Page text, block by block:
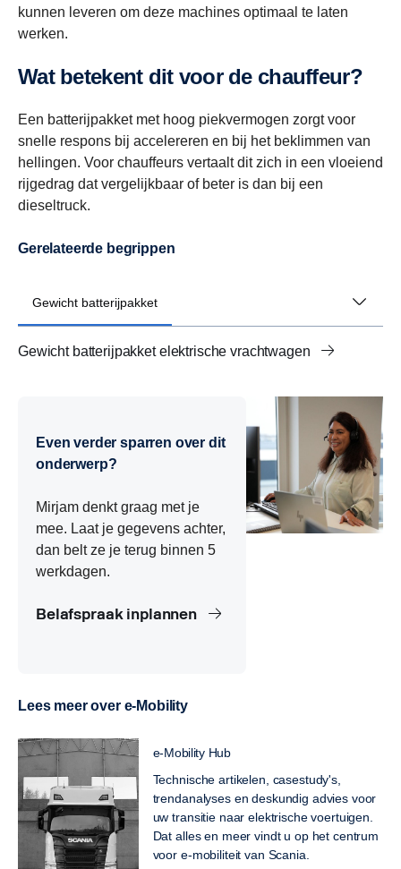
kunnen leveren om deze machines optimaal te laten
werken.
Wat betekent dit voor de chauffeur?
Een batterijpakket met hoog piek­vermogen zorgt voor
snelle respons bij accelereren en bij het beklimmen van
hellingen. Voor chauffeurs vertaalt dit zich in een vloeiend
rijgedrag dat vergelijkbaar of beter is dan bij een
dieseltruck.
Gerelateerde begrippen
Gewicht batterijpakket
Gewicht batterijpakket elektrische vrachtwagen
Actieradius en batterijpakket vrachtwagen
NMC-technologie batterijpakket vrachtwagen
Even verder sparren over dit
onderwerp?
Mirjam denkt graag met je
mee. Laat je gegevens achter,
dan belt ze je terug binnen 5
werkdagen.
Belafspraak inplannen
Lees meer over e-Mobility
e-Mobility Hub
Technische artikelen, casestudy's,
trendanalyses en deskundig advies voor
uw transitie naar elektrische voertuigen.
Dat alles en meer vindt u op het centrum
voor e-mobiliteit van Scania.